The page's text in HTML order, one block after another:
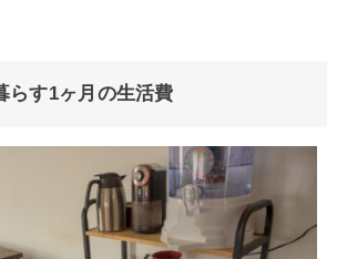
らす1ヶ月の生活費